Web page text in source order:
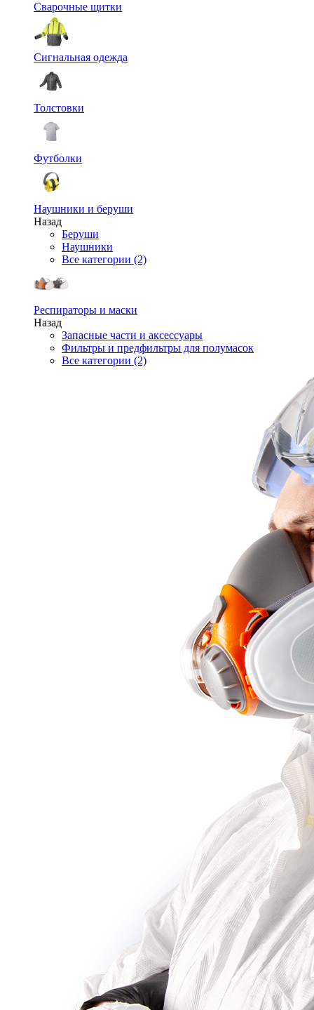
Сварочные щитки
Сигнальная одежда
Толстовки
Футболки
Наушники и беруши
Назад
Беруши
Наушники
Все категории (2)
Респираторы и маски
Назад
Запасные части и аксессуары
Фильтры и предфильтры для полумасок
Все категории (2)